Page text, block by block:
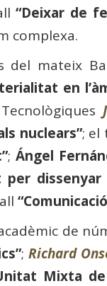
“Deixar de
complexa.
del mateix
en
nuclears”; el
;Ángel
per
de
; Richard
Mixta de